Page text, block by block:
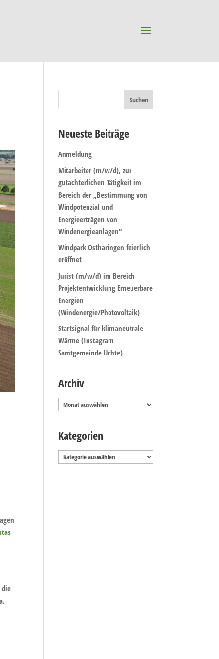
die
Neueste Beiträge
Anmeldung
Mitarbeiter (m/w/d), zur
gutachterlichen Tätigkeit im
Bereich der „Bestimmung von
Windpotenzial und
Energieerträgen von
Windenergieanlagen“
Windpark Ostharingen feierlich
eröffnet
Jurist (m/w/d) im Bereich
Projektentwicklung Erneuerbare
Energien
(Windenergie/Photovoltaik)
Startsignal für klimaneutrale
Wärme (Instagram
Samtgemeinde Uchte)
Archiv
Archiv
Kategorien
Kategorien